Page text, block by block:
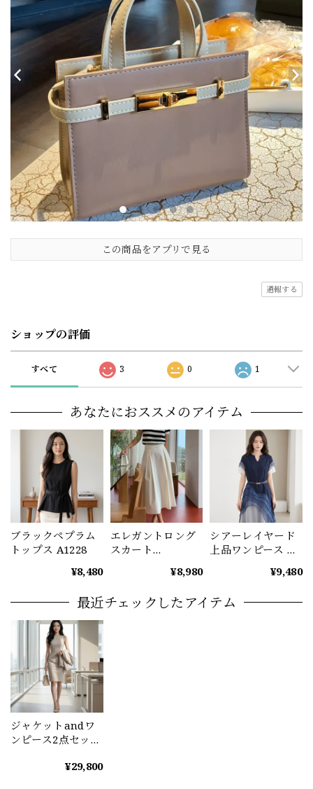
この商品をアプリで見る
通報する
ショップの評価
すべて 3 0 1
あなたにおススメのアイテム
ブラックペプラム
トップス A1228
¥8,480
エレガントロング
スカート
¥8,980
シアーレイヤード
上品ワンピース レ
ブルー A1234¥9,480
最近チェックしたアイテム
ジャケットandワ
ンピース2点セット
¥29,800